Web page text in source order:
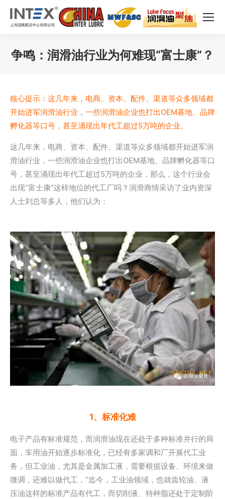
争鸣：润滑油行业为何难现“富士康”？
核心提示：这几年来，电商、资本、配件、渠道等众多领域都
开始进军润滑油行业，一些润滑油企业也打出OEM基地、品牌
孵化器等口号，甚至涌现出年代工超过5万吨的企业。
这几年来，电商、资本、配件、渠道等众多领域都开始进军润
滑油行业，一些润滑油企业也打出OEM基地、品牌孵化器等口
号，甚至涌现出年代工超过5万吨的企业，那么，这个行业会
出现“富士康”这样地位的代工厂吗？润滑商情采访了业内资深
人士刘总等多人，他们认为：
1、标准化难
电子产品有标准规范，而润滑油现在还处于多种标准并行的局
面，车用油开始逐步标准化，已经有多家调和厂开展代工业
务，但工业油，尤其是金属加工液，需要根据设备、环境来做
微调，还难以做代工，“迄今，工业油领域，也就齿轮油、液
压油这样的标准产品有代工，而切削液、特种脂还处于定制阶